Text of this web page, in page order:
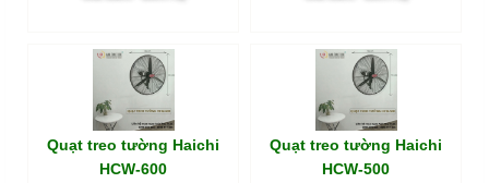
Quạt treo tường Haichi
HCW-600
Quạt treo tường Haichi
HCW-500